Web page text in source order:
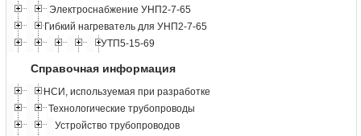
Электроснабжение УНП2-7-65
Гибкий нагреватель для УНП2-7-65
УТП5-15-69
Справочная информация
НСИ, используемая при разработке
Технологические трубопроводы
Устройство трубопроводов